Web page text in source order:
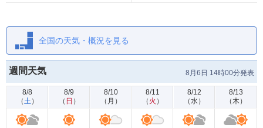
全国の天気・概況を見る
週間天気 8月6日 14時00分発表
8/8
（土）
8/9
（ 日 ）
8/10
（ 月 ）
8/11
（ 火 ）
8/12
（水）
8/13
（木）